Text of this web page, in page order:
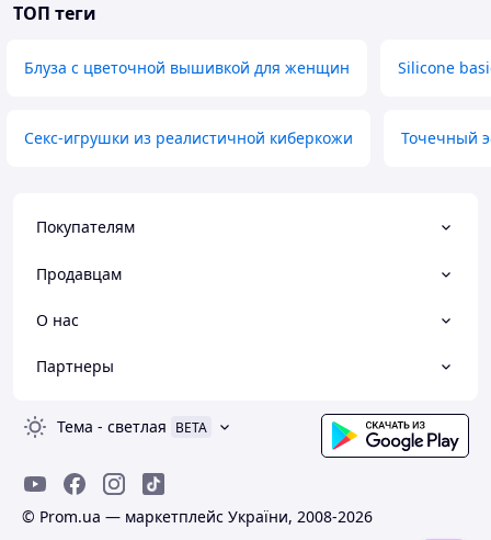
ТОП теги
Блуза с цветочной вышивкой для женщин Silicone
Секс-игрушки из реалистичной киберкожи Точечный
Покупателям
Продавцам
О нас
Партнеры
Тема - светлая BETA
© Prom.ua — маркетплейс України, 2008-2026